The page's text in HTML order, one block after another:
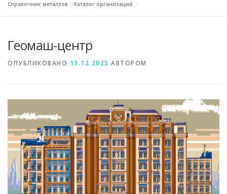
МЕТАЛЛЫ И ОКРУЖАЮЩАЯ СРЕДА
СВОЙСТВА МЕТАЛЛОВ СОРТА МЕТАЛЛОВ
СТАТЬИ
Справочник металлов »Каталог организаций
Геомаш-центр
ОПУБЛИКОВАНО 13.12.2025 АВТОРОМ